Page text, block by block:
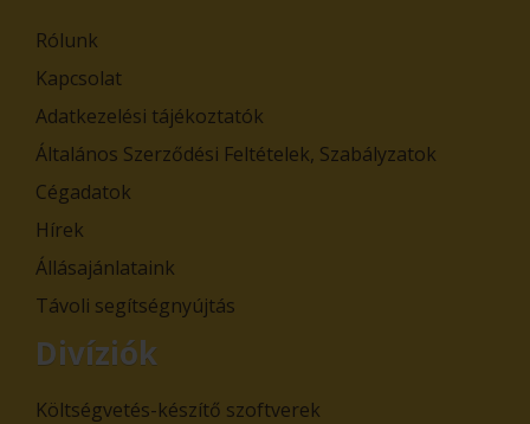
Rólunk
Kapcsolat
Adatkezelési tájékoztatók
Általános Szerződési Feltételek, Szabályzatok
Cégadatok
Hírek
Állásajánlataink
Távoli segítségnyújtás
Divíziók
Költségvetés-készítő szoftverek